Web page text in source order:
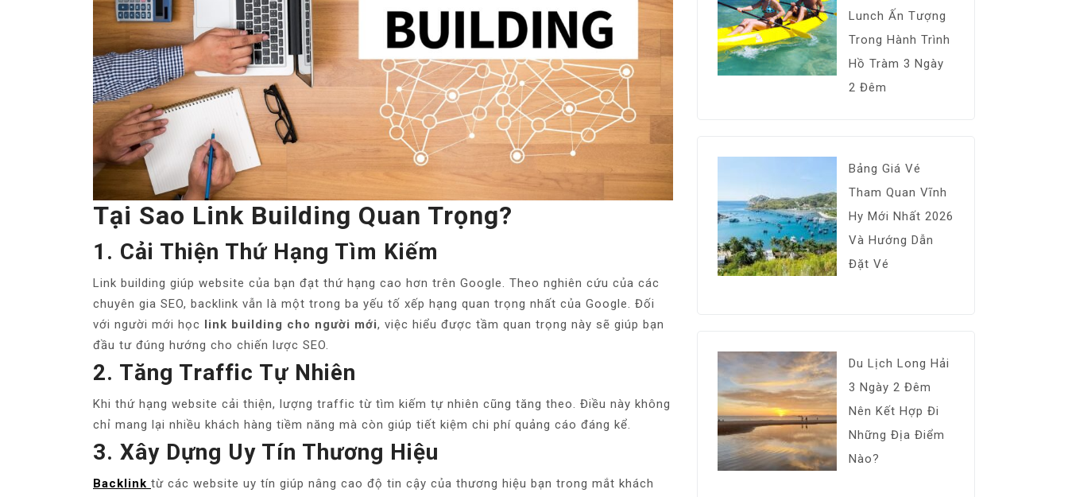
Tại Sao Link Building Quan Trọng?
1. Cải Thiện Thứ Hạng Tìm Kiếm
Link building giúp website của bạn đạt thứ hạng cao hơn trên Google. Theo nghiên cứu của các
chuyên gia SEO, backlink vẫn là một trong ba yếu tố xếp hạng quan trọng nhất của Google. Đối
với người mới học link building cho người mới, việc hiểu được tầm quan trọng này sẽ giúp bạn
đầu tư đúng hướng cho chiến lược SEO.
2. Tăng Traffic Tự Nhiên
Khi thứ hạng website cải thiện, lượng traffic từ tìm kiếm tự nhiên cũng tăng theo. Điều này không
chỉ mang lại nhiều khách hàng tiềm năng mà còn giúp tiết kiệm chi phí quảng cáo đáng kể.
3. Xây Dựng Uy Tín Thương Hiệu
Backlink từ các website uy tín giúp nâng cao độ tin cậy của thương hiệu bạn trong mắt khách
Lunch Ấn Tượng
Trong Hành Trình
Hồ Tràm 3 Ngày
2 Đêm
Bảng Giá Vé
Tham Quan Vĩnh
Hy Mới Nhất 2026
Và Hướng Dẫn
Đặt Vé
Du Lịch Long Hải
3 Ngày 2 Đêm
Nên Kết Hợp Đi
Những Địa Điểm
Nào?